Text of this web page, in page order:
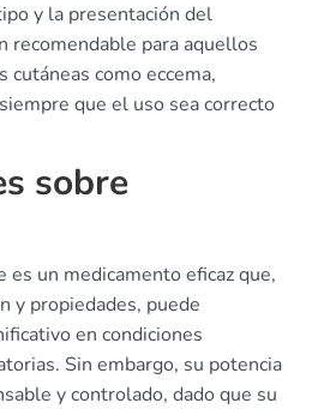
y la presentación del
recomendable para aquellos
cutáneas como eccema,
que el uso sea correcto
sobre
es un medicamento eficaz que,
y propiedades, puede
en condiciones
Sin embargo, su potencia
y controlado, dado que su